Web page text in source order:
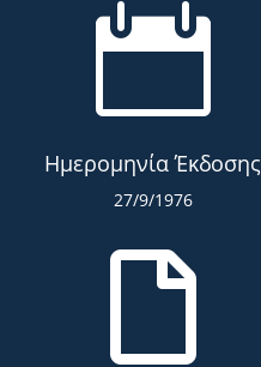

Ημερομηνία Έκδοσης
27/9/1976
